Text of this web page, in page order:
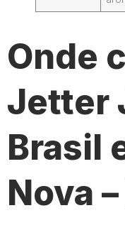
Onde
Jetter
Brasil
Nova